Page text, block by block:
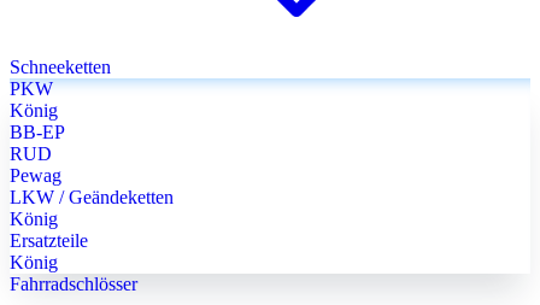
Schneeketten
PKW
König
BB-EP
RUD
Pewag
LKW / Geändeketten
König
Ersatzteile
König
Fahrradschlösser